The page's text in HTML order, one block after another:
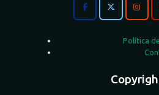
Política